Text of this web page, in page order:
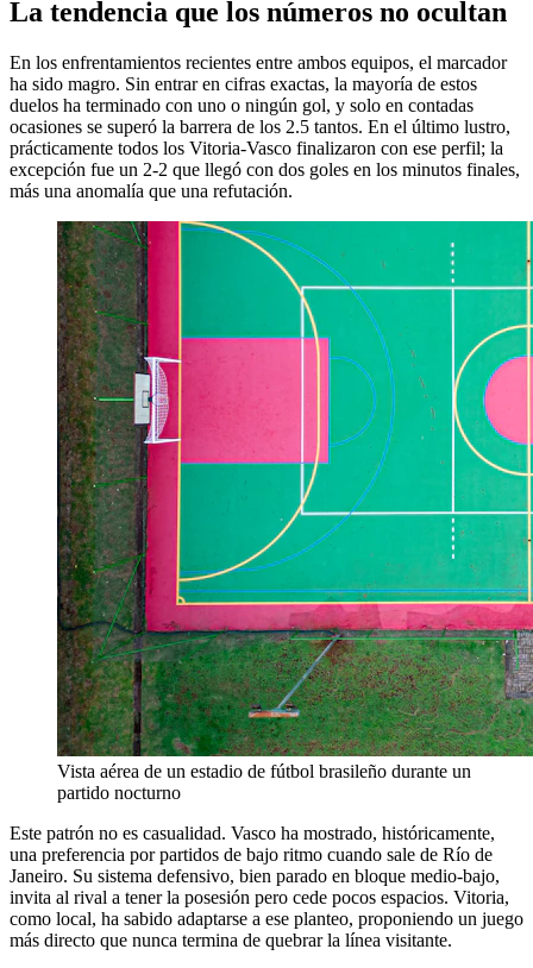
La tendencia que los números no ocultan
En los enfrentamientos recientes entre ambos equipos, el marcador
ha sido magro. Sin entrar en cifras exactas, la mayoría de estos
duelos ha terminado con uno o ningún gol, y solo en contadas
ocasiones se superó la barrera de los 2.5 tantos. En el último lustro,
prácticamente todos los Vitoria-Vasco finalizaron con ese perfil; la
excepción fue un 2-2 que llegó con dos goles en los minutos finales,
más una anomalía que una refutación.
Vista aérea de un estadio de fútbol brasileño durante un
partido nocturno
Este patrón no es casualidad. Vasco ha mostrado, históricamente,
una preferencia por partidos de bajo ritmo cuando sale de Río de
Janeiro. Su sistema defensivo, bien parado en bloque medio-bajo,
invita al rival a tener la posesión pero cede pocos espacios. Vitoria,
como local, ha sabido adaptarse a ese planteo, proponiendo un juego
más directo que nunca termina de quebrar la línea visitante.